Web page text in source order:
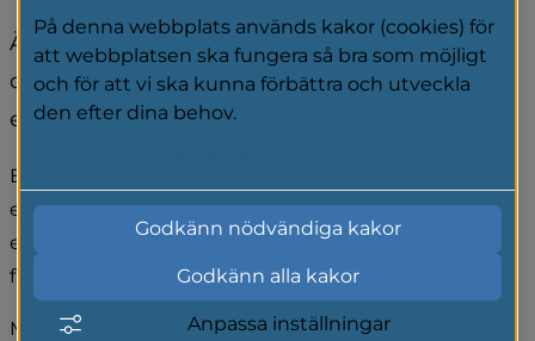
Är du folkbokförd i vår kommun och har en idé
om hur den kan utvecklas? Då kan du lämna
ett medborgarförslag.
Ett medborgarförslag är ett förslag om att förändra
eller förbättra något inom kommunens verksamhet
eller ansvarsområde. Förslaget ska vara konkret. Det
får inte innehålla flera ämnen i samma förslag.
Medborgarförslag är till för att stärka möjligheten till
På denna webbplats används kakor (cookies) för
att webbplatsen ska fungera så bra som möjligt
och för att vi ska kunna förbättra och utveckla
den efter dina behov.
Godkänn nödvändiga kakor
Godkänn alla kakor
Anpassa inställningar